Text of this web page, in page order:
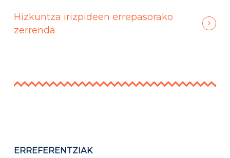
Hizkuntza irizpideen errepasorako
zerrenda
ERREFERENTZIAK